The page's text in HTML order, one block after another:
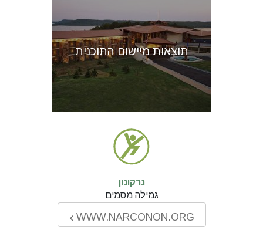
תוצאות מיישום התוכנית
נרקונון
גמילה מסמים
WWW.NARCONON.ORG